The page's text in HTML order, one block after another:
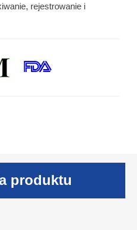
rejestrowanie i
produktu